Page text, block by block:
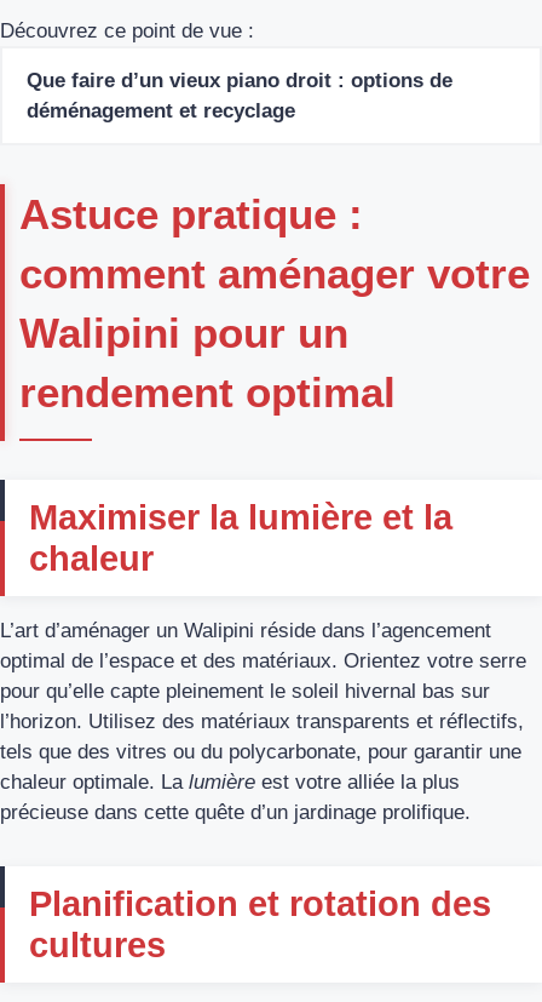
Découvrez ce point de vue :
Que faire d’un vieux piano droit : options de
déménagement et recyclage
Astuce pratique :
comment aménager votre
Walipini pour un
rendement optimal
Maximiser la lumière et la
chaleur
L’art d’aménager un Walipini réside dans l’agencement
optimal de l’espace et des matériaux. Orientez votre serre
pour qu’elle capte pleinement le soleil hivernal bas sur
l’horizon. Utilisez des matériaux transparents et réflectifs,
tels que des vitres ou du polycarbonate, pour garantir une
chaleur optimale. La lumière est votre alliée la plus
précieuse dans cette quête d’un jardinage prolifique.
Planification et rotation des
cultures